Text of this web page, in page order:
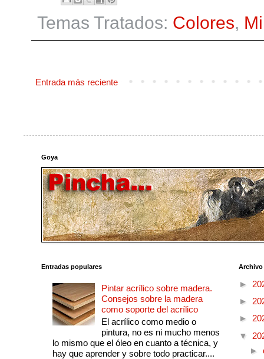
Temas Tratados: Colores,
Entrada más reciente
Goya
Entradas populares
Pintar acrílico sobre madera.
Consejos sobre la madera
como soporte del acrílico
El acrílico como medio o
pintura, no es ni mucho menos
lo mismo que el óleo en cuanto a técnica, y
hay que aprender y sobre todo practicar....
►
►
►
▼
►